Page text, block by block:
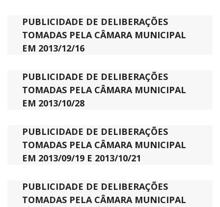
PUBLICIDADE DE DELIBERAÇÕES
TOMADAS PELA CÂMARA MUNICIPAL
EM 2013/12/16
PUBLICIDADE DE DELIBERAÇÕES
TOMADAS PELA CÂMARA MUNICIPAL
EM 2013/10/28
PUBLICIDADE DE DELIBERAÇÕES
TOMADAS PELA CÂMARA MUNICIPAL
EM 2013/09/19 E 2013/10/21
PUBLICIDADE DE DELIBERAÇÕES
TOMADAS PELA CÂMARA MUNICIPAL